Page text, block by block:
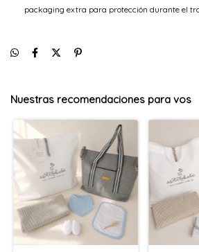
packaging extra para protección durante el
Nuestras recomendaciones para vos